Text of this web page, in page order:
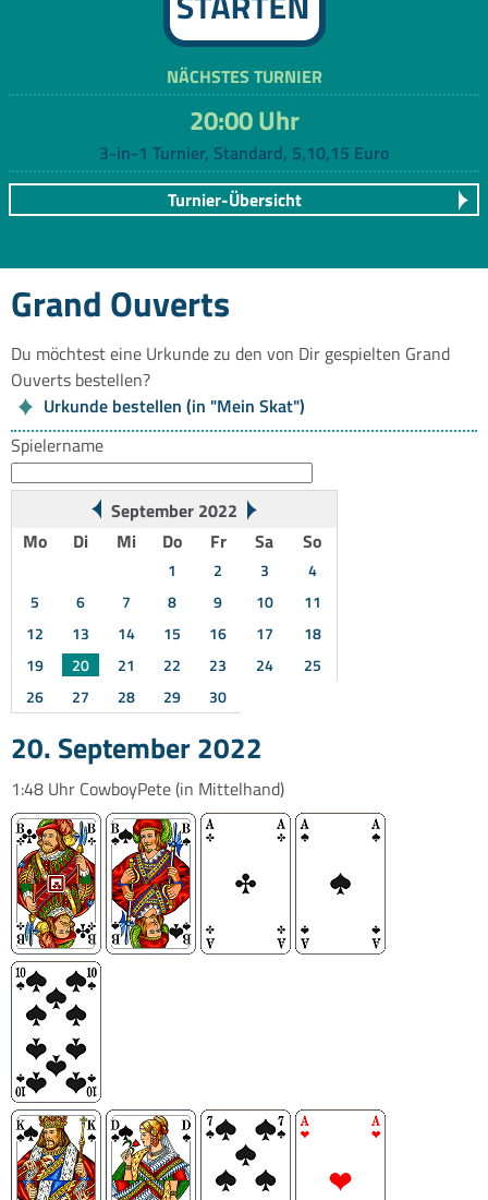
NÄCHSTES TURNIER
20:00 Uhr
3-in-1 Turnier, Standard, 5,10,15 Euro
Turnier-Übersicht
Grand Ouverts
Du möchtest eine Urkunde zu den von Dir gespielten Grand
Ouverts bestellen?
Urkunde bestellen (in "Mein Skat")
Spielername
September 2022
Mo
Di Mi Do Fr Sa So
1 2 3
4
5
6 7 8 9 10
11
12
13 14 15 16 17
18
19
20 21 22 23 24
25
26
27 28 29 30
20. September 2022
1:48 Uhr CowboyPete(in Mittelhand)